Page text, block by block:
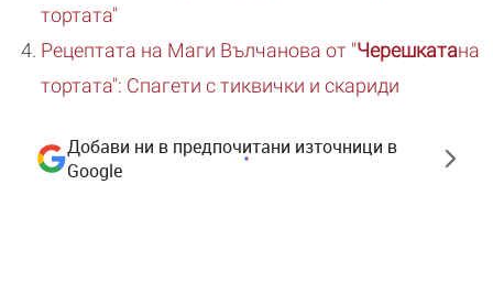
тортата"
Рецептата на Маги Вълчанова от "Черешкатана
тортата": Спагети с тиквички и скариди
Добави ни в предпочитани източници в
Google